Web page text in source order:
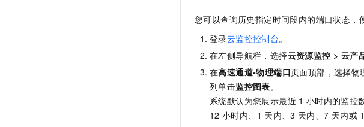
您可以查询历史指定时间段内的端口状态，
登录云监控控制台。
在左侧导航栏，选择云资源监控 > 云产
在高速通道-物理端口页面顶部，选择物
列单击监控图表。
系统默认为您展示最近 1 小时内的监控
12 小时内、1 天内、3 天内、7 天内或